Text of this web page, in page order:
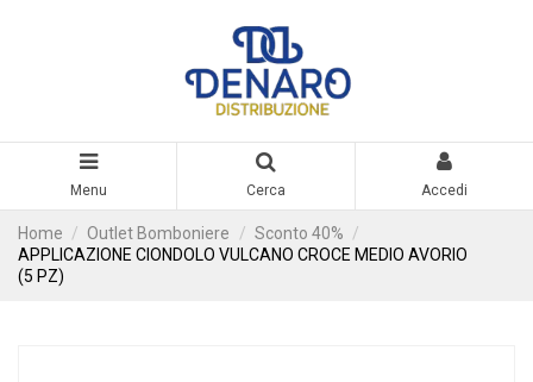
Menu Cerca Accedi
Home Outlet Bomboniere
Sconto 40%
APPLICAZIONE CIONDOLO VULCANO CROCE MEDIO AVORIO
(5 PZ)